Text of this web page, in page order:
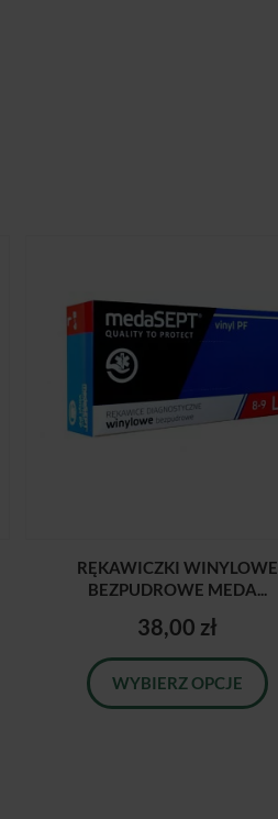
RĘKAWICZKI WINYLOWE
BEZPUDROWE MEDA...
38,00 zł
WYBIERZ OPCJE